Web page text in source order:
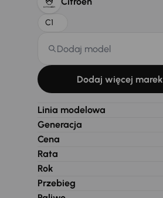
C1
Dodaj model
Dodaj więcej marek
Linia modelowa
Generacja
Cena
Rata
Rok
Przebieg